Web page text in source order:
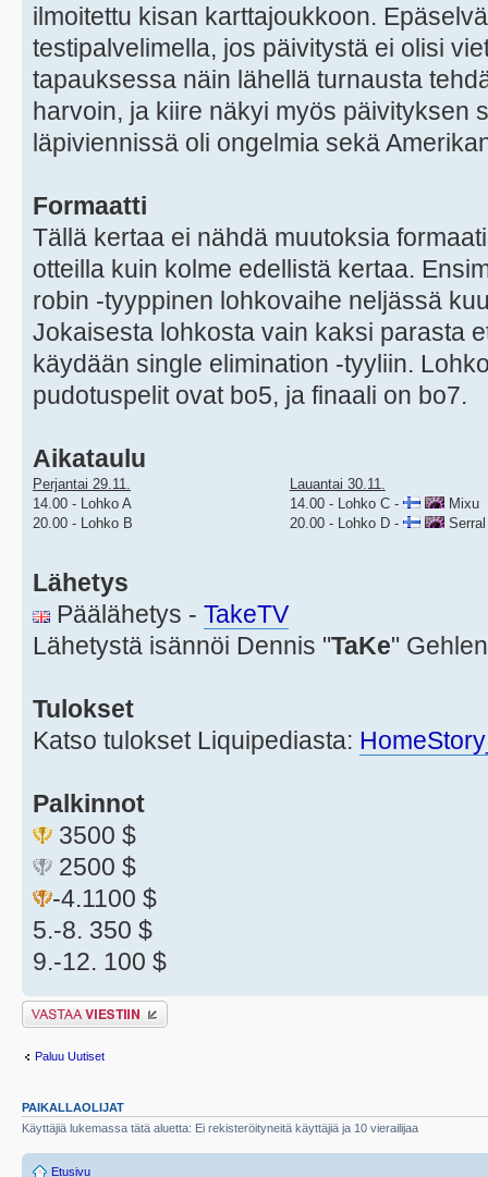
ilmoitettu kisan karttajoukkoon.
testipalvelimella, jos päivitystä ei olisi
tapauksessa näin lähellä turnausta
harvoin, ja kiire näkyi myös päivityksen
läpiviennissä oli ongelmia sekä
Formaatti
Tällä kertaa ei nähdä muutoksia
otteilla kuin kolme edellistä kertaa.
robin -tyyppinen lohkovaihe neljässä
Jokaisesta lohkosta vain kaksi parasta
käydään single elimination -tyyliin.
pudotuspelit ovat bo5, ja finaali on bo7.
Aikataulu
Perjantai 29.11.
14.00 - Lohko A
20.00 - Lohko B
Lauantai 30.11.
14.00 - Lohko C -
Mixu
20.00 - Lohko D -
Serral
Lähetys
Päälähetys - TakeTV
Lähetystä isännöi Dennis "TaKe"
Tulokset
Katso tulokset Liquipediasta:
Palkinnot
3500 $
2500 $
-4.1100 $
5.-8. 350 $
9.-12. 100 $
Lähetä vastaus
Paluu Uutiset
PAIKALLAOLIJAT
Käyttäjiä lukemassa tätä aluetta: Ei rekisteröityneitä käyttäjiä ja 10 vierailijaa
Etusivu